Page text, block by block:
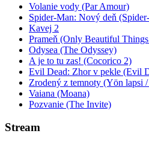
Volanie vody (Par Amour)
Spider-Man: Nový deň
Kavej 2
Prameň (Only Beautiful
Odysea (The Odyssey)
A je to tu zas! (Cocorico 2)
Evil Dead: Zhor v pekle (Evil
Zrodený z temnoty (Yön lapsi
Vaiana (Moana)
Pozvanie (The Invite)
Stream